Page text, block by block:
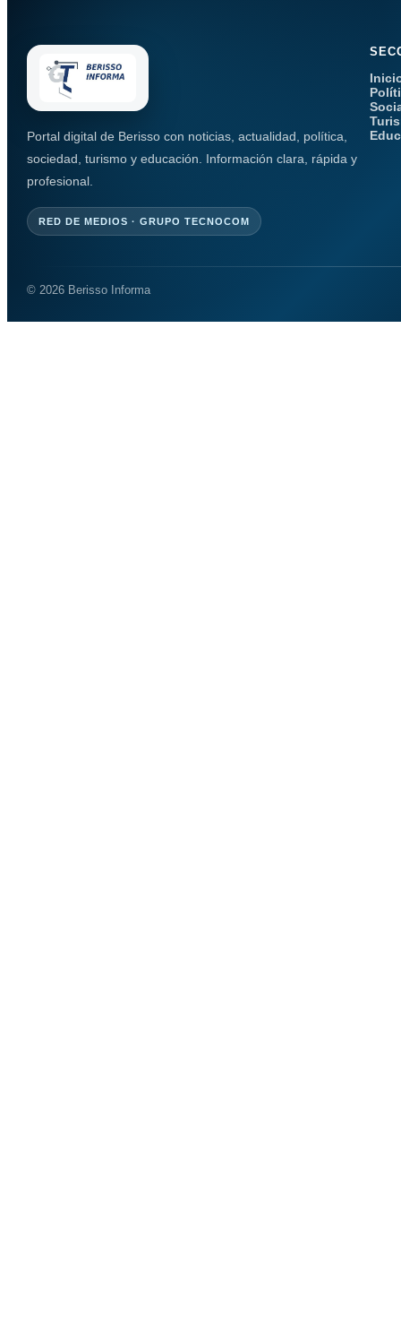
Portal digital de Berisso con noticias, actualidad, política,
sociedad, turismo y educación. Información clara, rápida y
profesional.
RED DE MEDIOS · GRUPO TECNOCOM
© 2026 Berisso Informa